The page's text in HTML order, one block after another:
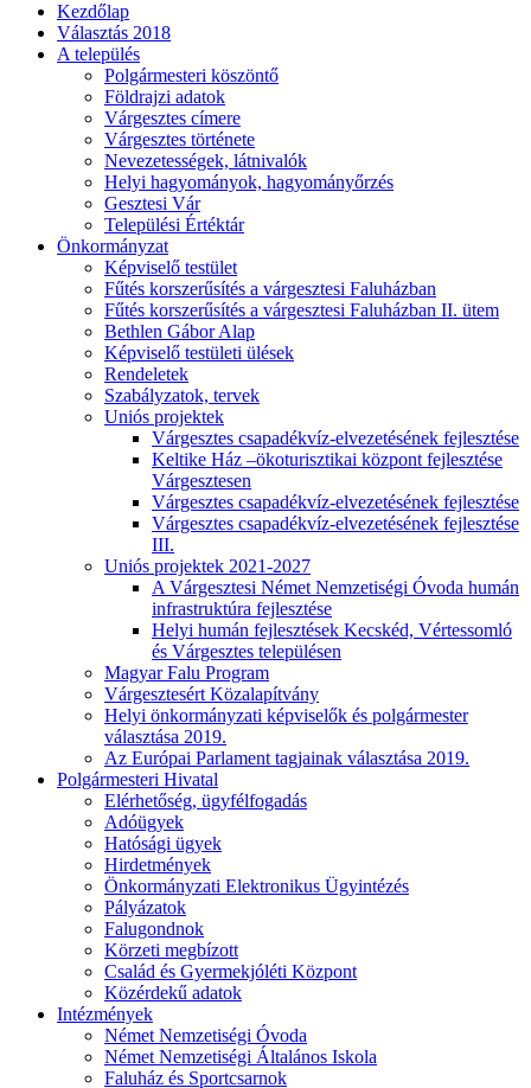
Kezdőlap
Választás 2018
A település
Polgármesteri köszöntő
Földrajzi adatok
Várgesztes címere
Várgesztes története
Nevezetességek, látnivalók
Helyi hagyományok, hagyományőrzés
Gesztesi Vár
Települési Értéktár
Önkormányzat
Képviselő testület
Fűtés korszerűsítés a várgesztesi Faluházban
Fűtés korszerűsítés a várgesztesi Faluházban II. ütem
Bethlen Gábor Alap
Képviselő testületi ülések
Rendeletek
Szabályzatok, tervek
Uniós projektek
Várgesztes csapadékvíz-elvezetésének fejlesztése
Keltike Ház –ökoturisztikai központ fejlesztése
Várgesztesen
Várgesztes csapadékvíz-elvezetésének fejlesztése
Várgesztes csapadékvíz-elvezetésének fejlesztése
III.
Uniós projektek 2021-2027
A Várgesztesi Német Nemzetiségi Óvoda humán
infrastruktúra fejlesztése
Helyi humán fejlesztések Kecskéd, Vértessomló
és Várgesztes településen
Magyar Falu Program
Várgesztesért Közalapítvány
Helyi önkormányzati képviselők és polgármester
választása 2019.
Az Európai Parlament tagjainak választása 2019.
Polgármesteri Hivatal
Elérhetőség, ügyfélfogadás
Adóügyek
Hatósági ügyek
Hirdetmények
Önkormányzati Elektronikus Ügyintézés
Pályázatok
Falugondnok
Körzeti megbízott
Család és Gyermekjóléti Központ
Közérdekű adatok
Intézmények
Német Nemzetiségi Óvoda
Német Nemzetiségi Általános Iskola
Faluház és Sportcsarnok